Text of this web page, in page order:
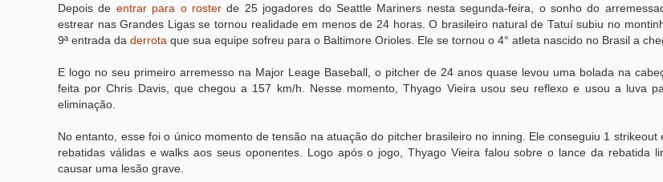
Depois de entrar para o roster de 25 jogadores do Seattle Mariners nesta segunda-feira, o sonho do
estrear nas Grandes Ligas se tornou realidade em menos de 24 horas. O brasileiro natural de Tatuí subiu no
9ª entrada da derrota que sua equipe sofreu para o Baltimore Orioles. Ele se tornou o 4° atleta nascido no Brasil a
E logo no seu primeiro arremesso na Major Leage Baseball, o pitcher de 24 anos quase levou uma bolada na
feita por Chris Davis, que chegou a 157 km/h. Nesse momento, Thyago Vieira usou seu reflexo e usou a luva
eliminação.
No entanto, esse foi o único momento de tensão na atuação do pitcher brasileiro no inning. Ele conseguiu 1 strikeout
rebatidas válidas e walks aos seus oponentes. Logo após o jogo, Thyago Vieira falou sobre o lance da rebatida
causar uma lesão grave.